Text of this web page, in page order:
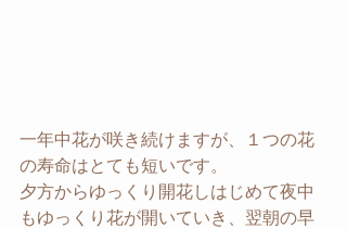
一年中花が咲き続けますが、１つの花
の寿命はとても短いです。
夕方からゆっくり開花しはじめて夜中
もゆっくり花が開いていき、翌朝の早